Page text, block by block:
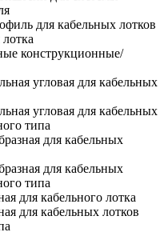
для кабельных лотков
конструкционные/
угловая для кабельных
угловая для кабельных
типа
для кабельных
для кабельных
типа
для кабельного лотка
для кабельных лотков